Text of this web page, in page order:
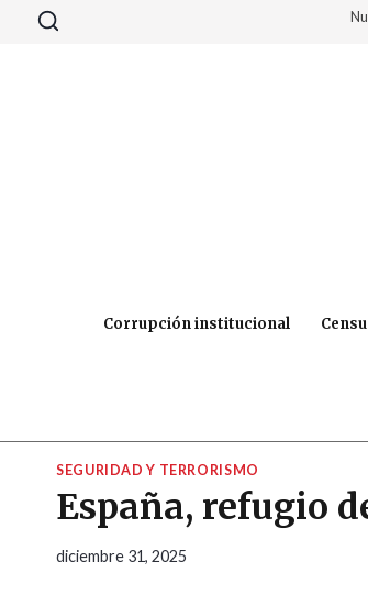
Saltar
Corrupción institucional
SEGURIDAD Y TERRORISMO
España, refugio
diciembre 31, 2025